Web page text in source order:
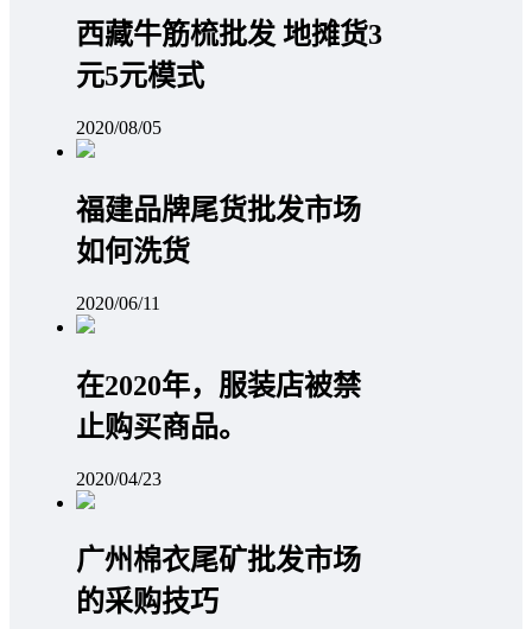
西藏牛筋梳批发 地摊货3
元5元模式
2020/08/05
福建品牌尾货批发市场
如何洗货
2020/06/11
在2020年，服装店被禁
止购买商品。
2020/04/23
广州棉衣尾矿批发市场
的采购技巧